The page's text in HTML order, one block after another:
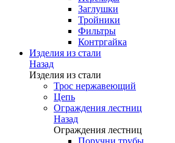
Заглушки
Тройники
Фильтры
Контргайка
Изделия из стали
Назад
Изделия из стали
Трос нержавеющий
Цепь
Ограждения лестниц
Назад
Ограждения лестниц
Поручни трубы